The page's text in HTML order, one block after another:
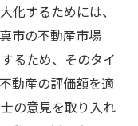
て次の一歩へ
さえる
ップデート
の知識
化するためには、
市の不動産市場
るため、そのタイ
動産の評価額を適
の意見を取り入れ